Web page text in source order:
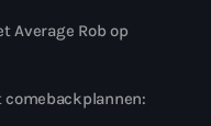
Average Rob op